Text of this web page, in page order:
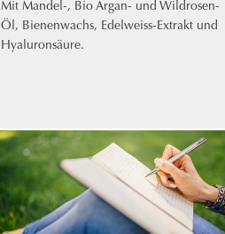
Mit Mandel-, Bio Argan- und Wildrosen-
Öl, Bienenwachs, Edelweiss-Extrakt und
Hyaluronsäure.